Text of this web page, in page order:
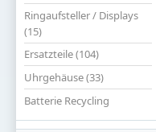
Ringaufsteller / Displays
(15)
Ersatzteile (104)
Uhrgehäuse (33)
Batterie Recycling